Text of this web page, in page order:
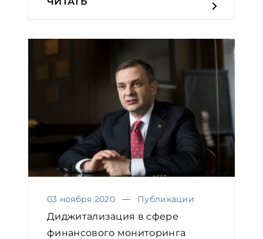
03 ноября 2020 Публикации
Диджитализация в сфере
финансового мониторинга